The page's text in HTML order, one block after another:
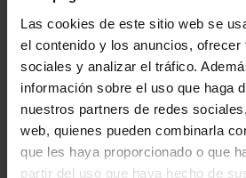
Las cookies de este sitio web se
el contenido y los anuncios, ofrecer
sociales y analizar el tráfico.
información sobre el uso que haga
nuestros partners de redes
web, quienes pueden combinarla
que les haya proporcionado o que
partir del uso que haya hecho de